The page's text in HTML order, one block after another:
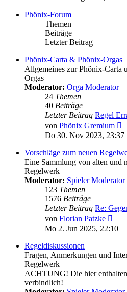
Phönix-Forum
Themen
Beiträge
Letzter Beitrag
Phönix-Carta & Phönix-Orgas
Allgemeines zur Phönix-Carta
Orgas
Moderator: Orga Moderator
24 Themen
40 Beiträge
Letzter Beitrag Regel
von Phönix Gremium
Do 30. Nov 2023, 23:37
Vorschläge zum neuen
Eine Sammlung von alten und
Regelwerk
Moderator: Spieler Moderator
123 Themen
1576 Beiträge
Letzter Beitrag Re:
von Florian Patzke
Mo 2. Jun 2025, 22:10
Regeldiskussionen
Fragen, Anmerkungen und
Regelwerk
ACHTUNG! Die hier
verbindlich!